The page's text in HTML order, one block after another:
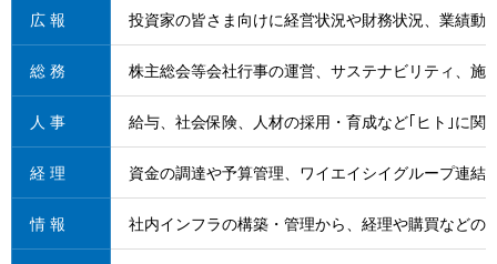
広 報 投資家の皆さま向けに経営状況や財務状況、業績
総 務 株主総会等会社行事の運営、サステナビリティ、施
⼈ 事 給与、社会保険、⼈材の採用・育成など｢ヒト｣に
経 理 資金の調達や予算管理、ワイエイシイグループ連
情 報 社内インフラの構築・管理から、経理や購買などの